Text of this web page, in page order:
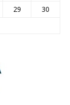
29
30